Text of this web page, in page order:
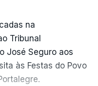
na
Tribunal
José Seguro aos
às Festas do Povo